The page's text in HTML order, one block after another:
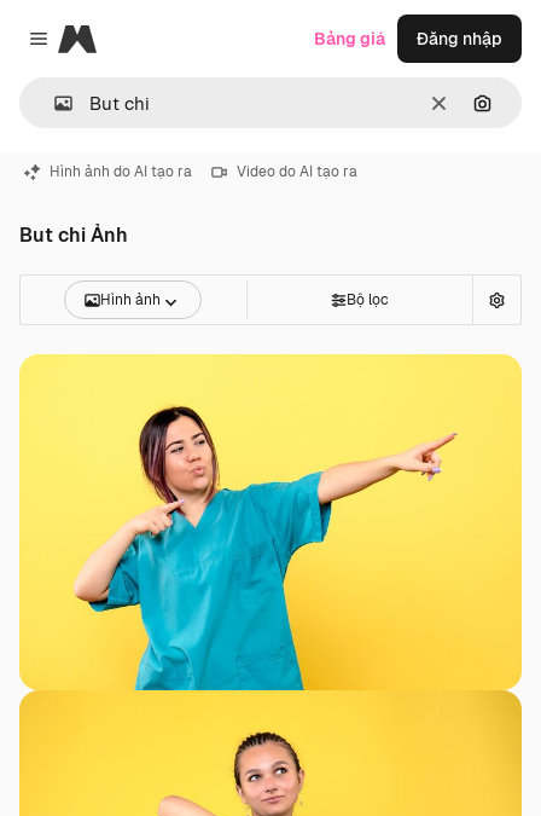
Close menu
Magnific
ThôngTìm
Bảng giá Đăng nhập
Hình ảnh do AI tạo ra Video do AI tạo ra
But chi Ảnh
Hình ảnh Bộ lọc